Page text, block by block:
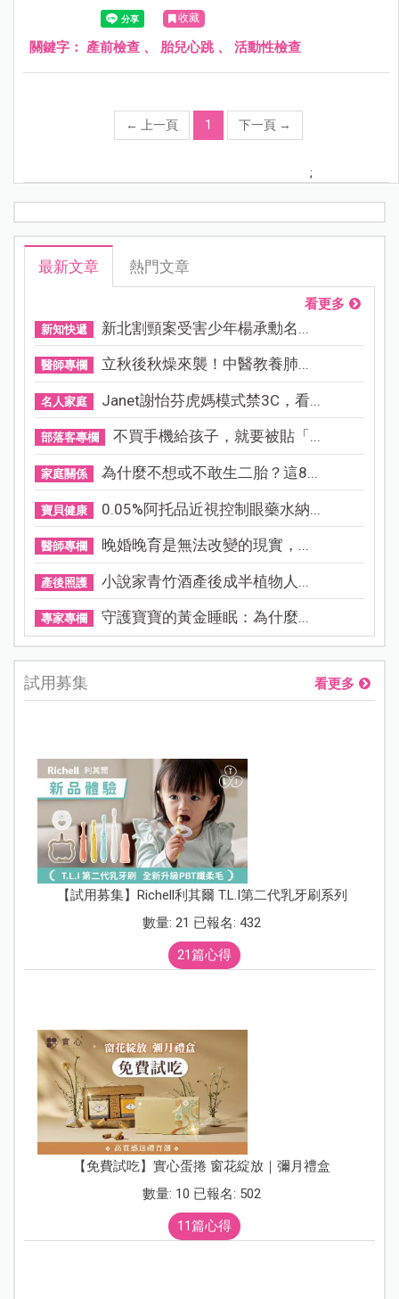
收藏
關鍵字： 產前檢查 、 胎兒心跳、 活動性檢查
← 上一頁 1 下一頁 →
;
最新文章 熱門文章
看更多
新知快遞 新北割頸案受害少年楊承勳名...
醫師專欄 立秋後秋燥來襲！中醫教養肺...
名人家庭 Janet謝怡芬虎媽模式禁3C，看...
部落客專欄 不買手機給孩子，就要被貼「...
家庭關係 為什麼不想或不敢生二胎？這8...
寶貝健康 0.05%阿托品近視控制眼藥水納...
醫師專欄 晚婚晚育是無法改變的現實，...
產後照護 小說家青竹酒產後成半植物人...
專家專欄 守護寶寶的黃金睡眠：為什麼...
試用募集 看更多
【試用募集】Richell利其爾 T.L.I第二代乳牙刷系列
數量: 21 已報名: 432
21篇心得
【免費試吃】實心蛋捲 窗花綻放｜彌月禮盒
數量: 10 已報名: 502
11篇心得